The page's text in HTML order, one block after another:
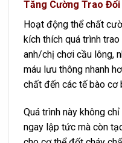
Tăng Cường Trao Đổi
Hoạt động thể chất
kích thích quá trình
anh/chị chơi cầu lông,
máu lưu thông nhanh
chất đến các tế bào cơ
Quá trình này không
ngay lập tức mà còn